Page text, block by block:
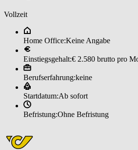
Vollzeit
Home Office:Keine Angabe
Einstiegsgehalt:€ 2.580 brutto pro
Berufserfahrung:keine
Startdatum:Ab sofort
Befristung:Ohne Befristung